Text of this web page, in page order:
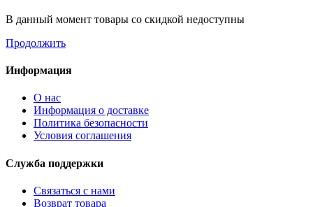
В данный момент товары со скидкой недоступны
Продолжить
Информация
О нас
Информация о доставке
Политика безопасности
Условия соглашения
Служба поддержки
Связаться с нами
Возврат товара